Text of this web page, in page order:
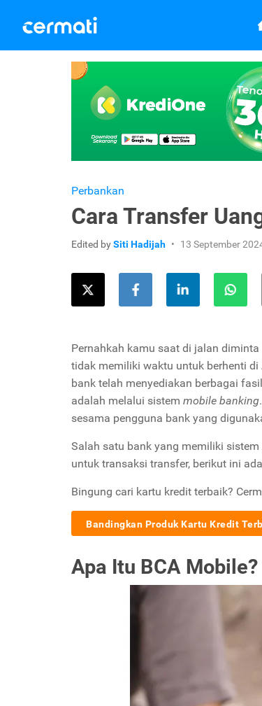
Perbankan
Cara Transfer
Edited bySiti Hadijah 13 September
Pernahkah kamu saat di jalan
tidak memiliki waktu untuk berhenti di
bank telah menyediakan berbagai
adalah melalui sistem mobile banking
sesama pengguna bank yang
Salah satu bank yang memiliki sistem
untuk transaksi transfer, berikut ini
Bingung cari kartu kredit terbaik?
Bandingkan Produk Kartu Kredit
Apa Itu BCA Mobile?